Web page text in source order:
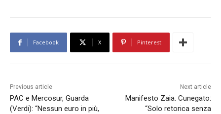
Facebook X Pinterest
Previous article
PAC e Mercosur, Guarda
(Verdi): “Nessun euro in più,
Next article
Manifesto Zaia. Cunegato:
“Solo retorica senza